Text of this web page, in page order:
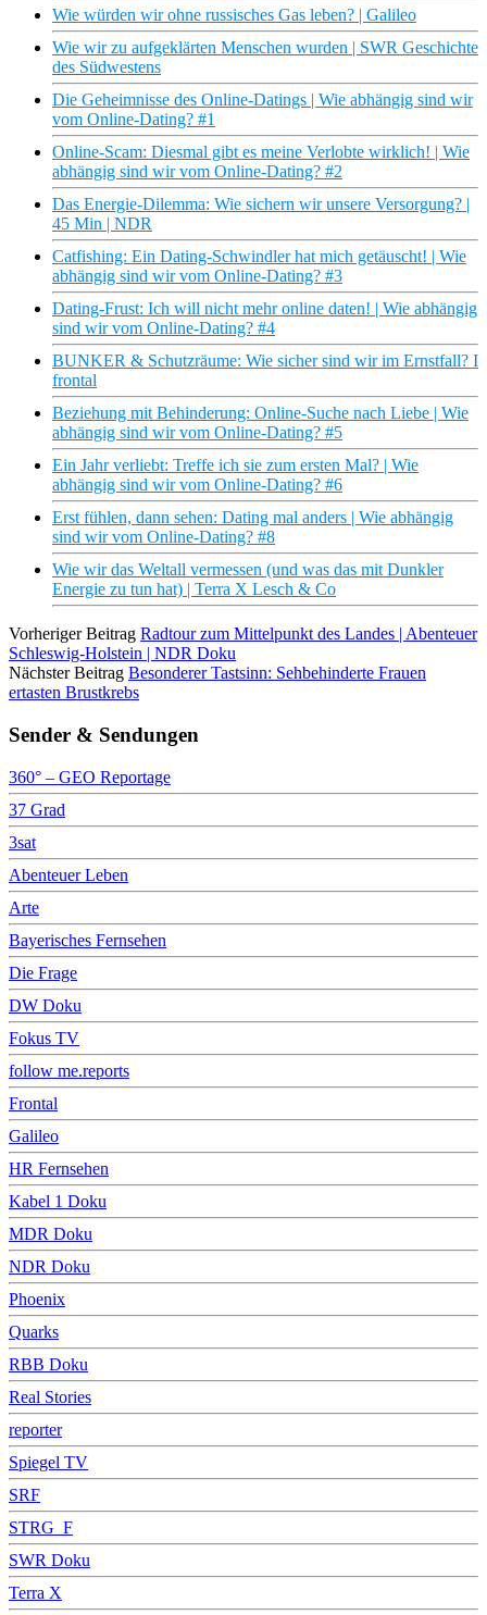
Wie würden wir ohne russisches Gas leben? | Galileo
Wie wir zu aufgeklärten Menschen wurden | SWR Geschichte
des Südwestens
Die Geheimnisse des Online-Datings | Wie abhängig sind wir
vom Online-Dating? #1
Online-Scam: Diesmal gibt es meine Verlobte wirklich! | Wie
abhängig sind wir vom Online-Dating? #2
Das Energie-Dilemma: Wie sichern wir unsere Versorgung? |
45 Min | NDR
Catfishing: Ein Dating-Schwindler hat mich getäuscht! | Wie
abhängig sind wir vom Online-Dating? #3
Dating-Frust: Ich will nicht mehr online daten! | Wie abhängig
sind wir vom Online-Dating? #4
BUNKER & Schutzräume: Wie sicher sind wir im Ernstfall? I
frontal
Beziehung mit Behinderung: Online-Suche nach Liebe | Wie
abhängig sind wir vom Online-Dating? #5
Ein Jahr verliebt: Treffe ich sie zum ersten Mal? | Wie
abhängig sind wir vom Online-Dating? #6
Erst fühlen, dann sehen: Dating mal anders | Wie abhängig
sind wir vom Online-Dating? #8
Wie wir das Weltall vermessen (und was das mit Dunkler
Energie zu tun hat) | Terra X Lesch & Co
Vorheriger Beitrag Radtour zum Mittelpunkt des Landes | Abenteuer
Schleswig-Holstein | NDR Doku
Nächster Beitrag Besonderer Tastsinn: Sehbehinderte Frauen
ertasten Brustkrebs
Sender & Sendungen
360° – GEO Reportage
37 Grad
3sat
Abenteuer Leben
Arte
Bayerisches Fernsehen
Die Frage
DW Doku
Fokus TV
follow me.reports
Frontal
Galileo
HR Fernsehen
Kabel 1 Doku
MDR Doku
NDR Doku
Phoenix
Quarks
RBB Doku
Real Stories
reporter
Spiegel TV
SRF
STRG_F
SWR Doku
Terra X